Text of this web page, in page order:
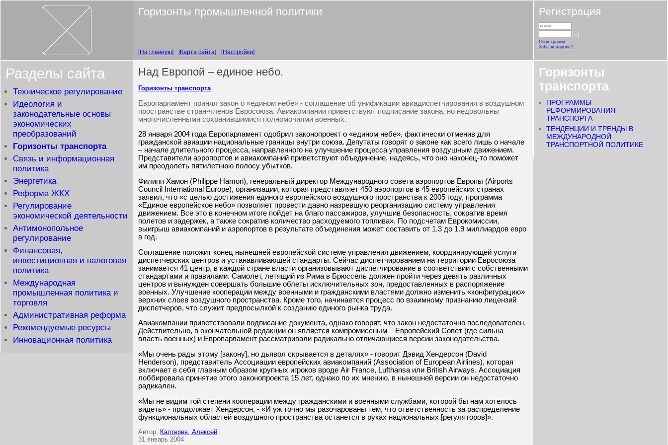
Горизонты промышленной политики
На главную Карта сайта Настройки
Регистрация
Регистрация
Забыли пароль?
Разделы сайта
Техническое регулирование
Идеология и
законодательные основы
экономических
преобразований
Горизонты транспорта
Связь и информационная
политика
Энергетика
Реформа ЖКХ
Регулирование
экономической деятельности
Антимонопольное
регулирование
Финансовая,
инвестиционная и налоговая
политика
Международная
промышленная политика и
торговля
Административная реформа
Рекомендуемые ресурсы
Инновационная политика
Над Европой – единое небо.
Горизонты транспорта
Европарламент принял закон о «едином небе» - соглашение об унификации авиадиспетчирования в воздушном
пространстве стран-членов Евросоюза. Авиакомпании приветствуют подписание закона, но недовольны
многочисленными сохранившимися полномочиями военных.
28 января 2004 года Европарламент одобрил законопроект о «едином небе», фактически отменив для
гражданской авиации национальные границы внутри союза. Депутаты говорят о законе как всего лишь о начале
– начале длительного процесса, направленного на улучшение процесса управления воздушным движением.
Представители аэропортов и авиакомпаний приветствуют объединение, надеясь, что оно наконец-то поможет
им преодолеть пятилетнюю полосу убытков.
Филипп Хамон (Philippe Hamon), генеральный директор Международного совета аэропортов Европы (Airports
Council International Europe), организации, которая представляет 450 аэропортов в 45 европейских странах
заявил, что «с целью достижения единого европейского воздушного пространства к 2005 году, программа
«Единое европейское небо» позволяет провести давно назревшую реорганизацию систему управления
движением. Все это в конечном итоге пойдет на благо пассажиров, улучшив безопасность, сократив время
полетов и задержек, а также сократив количество расходуемого топлива». По подсчетам Еврокомиссии,
выигрыш авиакомпаний и аэропортов в результате объединения может составить от 1.3 до 1.9 миллиардов евро
в год.
Соглашение положит конец нынешней европейской системе управления движением, координирующей услуги
диспетчерских центров и устанавливающей стандарты. Сейчас диспетчированием на территории Евросоюза
занимается 41 центр, в каждой стране власти организовывают диспетчирование в соответствии с собственными
стандартами и правилами. Самолет, летящий из Рима в Брюссель должен пройти через девять различных
центров и вынужден совершать большие облеты исключительных зон, предоставленных в распоряжение
военных. Улучшение кооперации между военными и гражданскими властями должно изменить «конфигурацию»
верхних слоев воздушного пространства. Кроме того, начинается процесс по взаимному признанию лицензий
диспетчеров, что служит предпосылкой к созданию единого рынка труда.
Авиакомпании приветствовали подписание документа, однако говорят, что закон недостаточно последователен.
Действительно, в окончательной редакции он является компромиссным – Европейский Совет (где сильна
власть военных) и Европарламент рассматривали радикально отличающиеся версии законодательства.
«Мы очень рады этому [закону], но дьявол скрывается в деталях» - говорит Дэвид Хендерсон (David
Henderson), представитель Ассоциации европейских авиакомпаний (Association of European Airlines), которая
включает в себя главным образом крупных игроков вроде Air France, Lufthansa или British Airways. Ассоциация
лоббировала принятие этого законопроекта 15 лет, однако по их мнению, в нынешней версии он недостаточно
радикален.
«Мы не видим той степени кооперации между гражданскими и военными службами, которой бы нам хотелось
видеть» - продолжает Хендерсон, - «И уж точно мы разочарованы тем, что ответственность за распределение
функциональных областей воздушного пространства останется в руках национальных [регуляторов]».
Автор: Каптерев, Алексей
31 январь 2004
Горизонты
транспорта
ПРОГРАММЫ
РЕФОРМИРОВАНИЯ
ТРАНСПОРТА
ТЕНДЕНЦИИ И ТРЕНДЫ В
МЕЖДУНАРОДНОЙ
ТРАНСПОРТНОЙ ПОЛИТИКЕ